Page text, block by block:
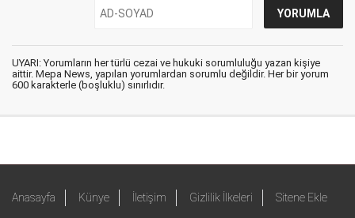
UYARI: Yorumların her türlü cezai ve hukuki sorumluluğu yazan kişiye
aittir. Mepa News, yapılan yorumlardan sorumlu değildir. Her bir yorum
600 karakterle (boşluklu) sınırlıdır.
Anasayfa Künye İletişim Gizlilik İlkeleri Sitene Ekle